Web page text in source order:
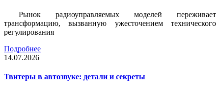
Рынок радиоуправляемых моделей переживает
трансформацию, вызванную ужесточением технического
регулирования
Подробнее
14.07.2026
Твитеры в автозвуке: детали и секреты